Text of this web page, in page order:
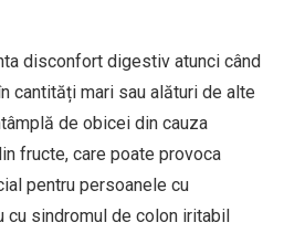
disconfort digestiv atunci când
cantități mari sau alături de alte
de obicei din cauza
fructe, care poate provoca
pentru persoanele cu
sindromul de colon iritabil